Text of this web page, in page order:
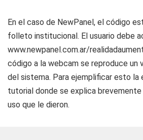
En el caso de NewPanel, el código
folleto institucional. El usuario debe
www.newpanel.com.ar/
código a la webcam se reproduce un
del sistema. Para ejemplificar esto la
tutorial donde se explica
uso que le dieron.